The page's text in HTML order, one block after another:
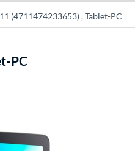
(4711474233653) , Tablet-PC
PC